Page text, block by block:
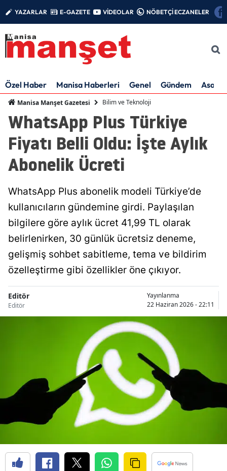
YAZARLAR E-GAZETE VİDEOLAR NÖBETÇİ ECZANELER
Özel Haber Manisa Haberleri Genel Gündem Asayiş
Manisa Manşet Gazetesi Bilim ve Teknoloji
WhatsApp Plus Türkiye
Fiyatı Belli Oldu: İşte Aylık
Abonelik Ücreti
WhatsApp Plus abonelik modeli Türkiye’de
kullanıcıların gündemine girdi. Paylaşılan
bilgilere göre aylık ücret 41,99 TL olarak
belirlenirken, 30 günlük ücretsiz deneme,
gelişmiş sohbet sabitleme, tema ve bildirim
özelleştirme gibi özellikler öne çıkıyor.
Editör
Editör
Yayınlanma
22 Haziran 2026 - 22:11